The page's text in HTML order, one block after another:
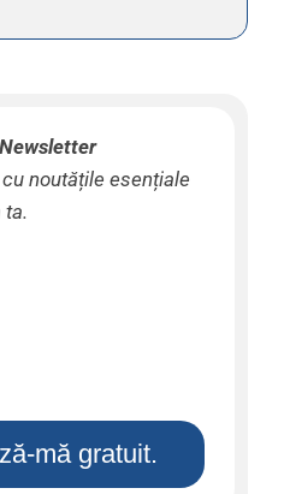
noutățile esențiale
mă gratuit.